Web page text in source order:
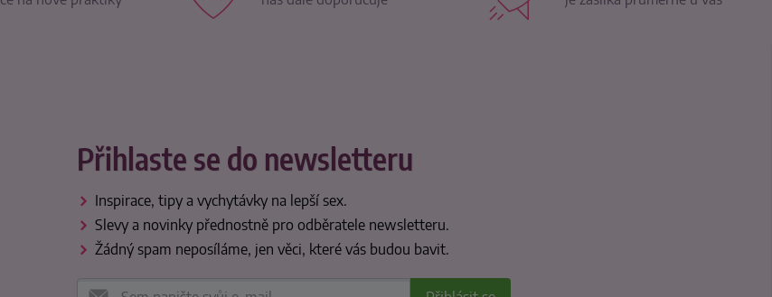
Přihlaste se do newsletteru
Inspirace, tipy a vychytávky na lepší sex.
Slevy a novinky přednostně pro odběratele newsletteru.
Žádný spam neposíláme, jen věci, které vás budou bavit.